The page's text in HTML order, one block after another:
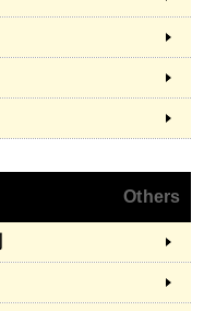
Others